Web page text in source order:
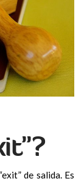
de salida. Es